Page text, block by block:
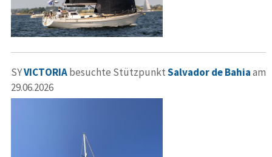
SYVICTORIAbesuchte StützpunktSalvador de Bahiaam
29.06.2026